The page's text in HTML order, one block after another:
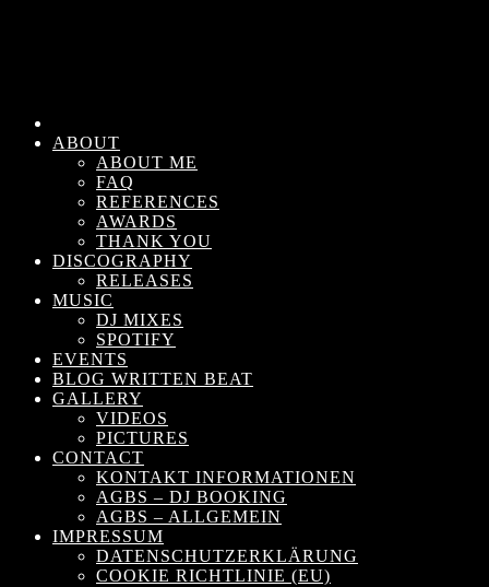
ABOUT
ABOUT ME
FAQ
REFERENCES
AWARDS
THANK YOU
DISCOGRAPHY
RELEASES
MUSIC
DJ MIXES
SPOTIFY
EVENTS
BLOG WRITTEN BEAT
GALLERY
VIDEOS
PICTURES
CONTACT
KONTAKT INFORMATIONEN
AGBS – DJ BOOKING
AGBS – ALLGEMEIN
IMPRESSUM
DATENSCHUTZERKLÄRUNG
COOKIE RICHTLINIE (EU)